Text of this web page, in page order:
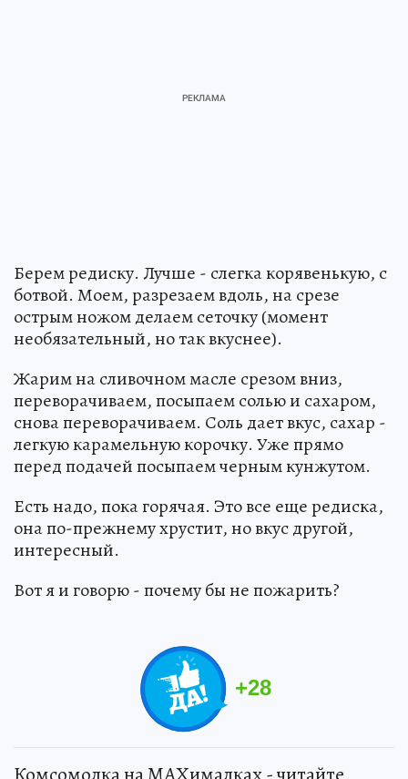
Берем редиску. Лучше - слегка корявенькую, с
ботвой. Моем, разрезаем вдоль, на срезе
острым ножом делаем сеточку (момент
необязательный, но так вкуснее).
Жарим на сливочном масле срезом вниз,
переворачиваем, посыпаем солью и сахаром,
снова переворачиваем. Соль дает вкус, сахар -
легкую карамельную корочку. Уже прямо
перед подачей посыпаем черным кунжутом.
Есть надо, пока горячая. Это все еще редиска,
она по-прежнему хрустит, но вкус другой,
интересный.
Вот я и говорю - почему бы не пожарить?
+28